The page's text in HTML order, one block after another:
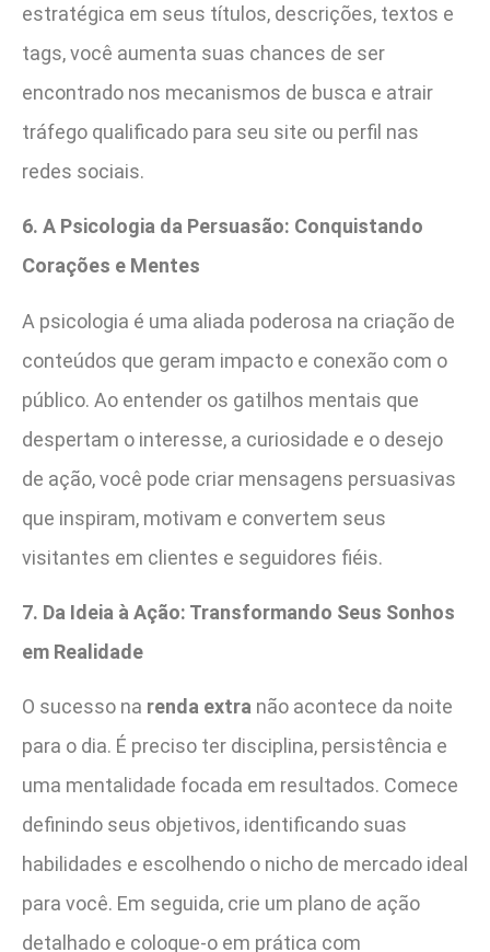
estratégica em seus títulos, descrições, textos e
tags, você aumenta suas chances de ser
encontrado nos mecanismos de busca e atrair
tráfego qualificado para seu site ou perfil nas
redes sociais.
6. A Psicologia da Persuasão: Conquistando
Corações e Mentes
A psicologia é uma aliada poderosa na criação de
conteúdos que geram impacto e conexão com o
público. Ao entender os gatilhos mentais que
despertam o interesse, a curiosidade e o desejo
de ação, você pode criar mensagens persuasivas
que inspiram, motivam e convertem seus
visitantes em clientes e seguidores fiéis.
7. Da Ideia à Ação: Transformando Seus Sonhos
em Realidade
O sucesso na renda extra não acontece da noite
para o dia. É preciso ter disciplina, persistência e
uma mentalidade focada em resultados. Comece
definindo seus objetivos, identificando suas
habilidades e escolhendo o nicho de mercado ideal
para você. Em seguida, crie um plano de ação
detalhado e coloque-o em prática com